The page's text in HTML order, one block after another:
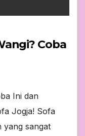
Coba
Ini dan
Jogja! Sofa
yang sangat